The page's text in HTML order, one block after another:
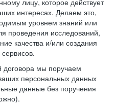
лицу, которое действует
интересах. Делаем это,
уровнем знаний или
проведения исследований,
качества и/или создания
договора мы поручаем
персональных данных
данные без поручения